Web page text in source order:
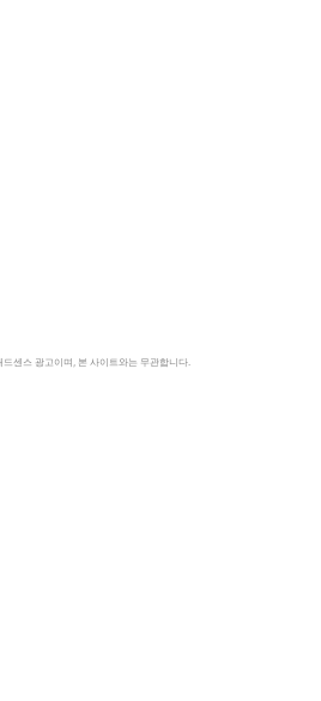
센스 광고이며, 본 사이트와는 무관합니다.